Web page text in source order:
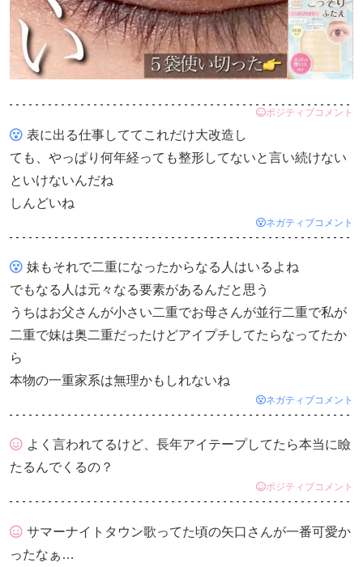
ポジティブコメント
表に出る仕事しててこれだけ大改造し
ても、やっぱり何年経っても整形してないと言い続けない
といけないんだね
しんどいね
ネガティブコメント
妹もそれで二重になったからなる人はいるよね
でもなる人は元々なる要素があるんだと思う
うちはお父さんが小さい二重でお母さんが並行二重で私が
二重で妹は奥二重だったけどアイプチしてたらなってたか
ら
本物の一重家系は無理かもしれないね
ネガティブコメント
よく言われてるけど、長年アイテープしてたら本当に瞼
たるんでくるの？
ポジティブコメント
サマーナイトタウン歌ってた頃の矢口さんが一番可愛か
ったなぁ…